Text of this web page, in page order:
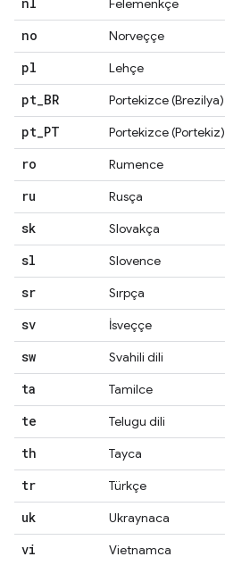
Felemenkçe
no Norveççe
pl Lehçe
pt BR Portekizce (Brezilya)
pt PT Portekizce (Portekiz)
ro Rumence
ru Rusça
sk Slovakça
sl Slovence
sr Sırpça
sv İsveççe
sw Svahili dili
ta Tamilce
te Telugu dili
th Tayca
tr Türkçe
uk Ukraynaca
vi Vietnamca